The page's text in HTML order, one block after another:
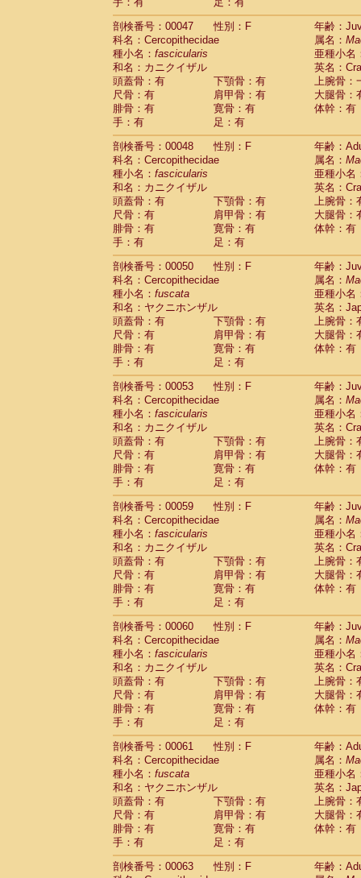
CercopithecidaeColobus angolensis
CercopithecidaeColobus guereza (0)
Cercopithecidae Colobus polykomos
Cercopithecidae Piliocolobus badius
Cercopithecidae Kasi senex vetulus(1)
CercopithecidaeKasi senex
CercopithecidaeNasalis larvatus(0)
CercopithecidaePresbytes
CercopithecidaePygathrix nemaeus
CercopithecidaeSemnopithecus
Cercopithecidae
Trachypithecus
Cercopithecidae
Trachypithecus
Cercopithecidae
Trachypithecus
CercopithecidaeTrachypithecus
CercopithecidaeColobinae spp.(0)
CercopithecidaePresbytesinaespp.(0)
CercopithecidaeCercopithecidae
HylobatidaeHoolock hoolock(1)
HylobatidaeHylobates agilis
HylobatidaeHylobates klossii (0)
Hylobatidae
HylobatidaeHylobates moloch(2)
Hylobatidae Hylobates muelleri(0)
HylobatidaeHylobates pileatus(3)
Hylobatidae Hylobates
HylobatidaeHylobateshybrid(0)
HylobatidaeNomascus concolor(0)
HylobatidaeSymphalangus
Hominidae
(0)
Hominidae
Hominidae Gorilla gorilla beringei(0)
Hominidae Gorilla gorilla gorilla(0)
Primates misc.(0)
Scandentia Dendrogale melanura
Scandentia Ptilocercus lowii
ScandentiaTupaia glis
Scandentia
Scandentia
剖検番号：00047
性別：F
年齢：
科名：Cercopithecidae
属名：
種小名： fascicularis
亜種小名
和名：カニクイザル
英名：
頭蓋骨：有
下顎骨：有
上腕骨：
尺骨：有
肩甲骨：有
大腿骨：
腓骨：有
寛骨：有
体幹：有
手：有
足：有
剖検番号：00048
性別：F
年齢：
科名：Cercopithecidae
属名：
種小名： fascicularis
亜種小名
和名：カニクイザル
英名：
頭蓋骨：有
下顎骨：有
上腕骨：
尺骨：有
肩甲骨：有
大腿骨：
腓骨：有
寛骨：有
体幹：有
手：有
足：有
剖検番号：00050
性別：F
年齢：
科名：Cercopithecidae
属名：
種小名： fuscata
亜種小名
和名：ヤクニホンザル
英名：
頭蓋骨：有
下顎骨：有
上腕骨：
尺骨：有
肩甲骨：有
大腿骨：
腓骨：有
寛骨：有
体幹：有
手：有
足：有
剖検番号：00053
性別：F
年齢：
科名：Cercopithecidae
属名：
種小名： fascicularis
亜種小名
和名：カニクイザル
英名：
頭蓋骨：有
下顎骨：有
上腕骨：
尺骨：有
肩甲骨：有
大腿骨：
腓骨：有
寛骨：有
体幹：有
手：有
足：有
剖検番号：00059
性別：F
年齢：
科名：Cercopithecidae
属名：
種小名： fascicularis
亜種小名
和名：カニクイザル
英名：
頭蓋骨：有
下顎骨：有
上腕骨：
尺骨：有
肩甲骨：有
大腿骨：
腓骨：有
寛骨：有
体幹：有
手：有
足：有
剖検番号：00060
性別：F
年齢：
科名：Cercopithecidae
属名：
種小名： fascicularis
亜種小名
和名：カニクイザル
英名：
頭蓋骨：有
下顎骨：有
上腕骨：
尺骨：有
肩甲骨：有
大腿骨：
腓骨：有
寛骨：有
体幹：有
手：有
足：有
剖検番号：00061
性別：F
年齢：
科名：Cercopithecidae
属名：
種小名： fuscata
亜種小名
和名：ヤクニホンザル
英名：
頭蓋骨：有
下顎骨：有
上腕骨：
尺骨：有
肩甲骨：有
大腿骨：
腓骨：有
寛骨：有
体幹：有
手：有
足：有
剖検番号：00063
性別：F
年齢：